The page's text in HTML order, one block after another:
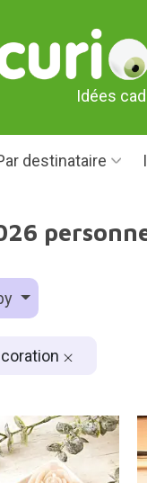
Idées
destinataire